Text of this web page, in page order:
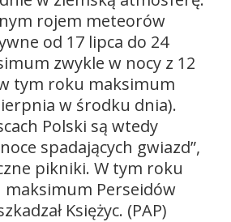
rojem meteorów
od 17 lipca do 24
zwykle w nocy z 12
tym roku maksimum
w środku dnia).
Polski są wtedy
spadających gwiazd”,
pikniki. W tym roku
maksimum Perseidów
Księżyc. (PAP)